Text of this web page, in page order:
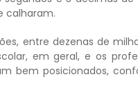
calharam.
entre dezenas de
em geral, e os
bem posicionados,